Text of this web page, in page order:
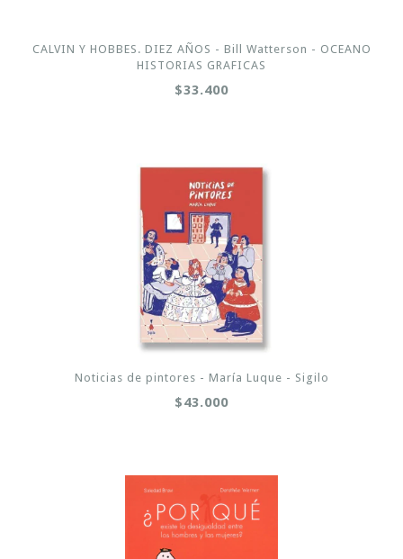
CALVIN Y HOBBES. DIEZ AÑOS - Bill Watterson - OCEANO
HISTORIAS GRAFICAS
$33.400
Noticias de pintores - María Luque - Sigilo
$43.000